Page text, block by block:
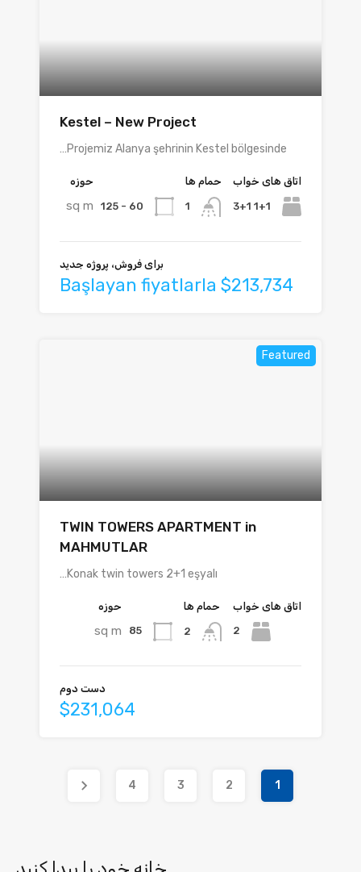
Kestel – New Project
Projemiz Alanya şehrinin Kestel bölgesinde…
اتاق های خواب
1+1 3+1
حمام ها
1
حوزه
60 - 125
sq m
برای فروش، پروژه جدید
Başlayan fiyatlarla $213,734
Featured
TWIN TOWERS APARTMENT in
MAHMUTLAR
Konak twin towers 2+1 eşyalı…
اتاق های خواب
2
حمام ها
2
حوزه
85
sq m
دست دوم
$231,064
1
2
3
4